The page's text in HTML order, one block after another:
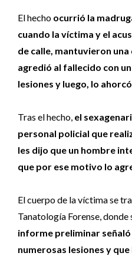
El hecho ocurrió la
cuando la víctima y el
de calle, mantuvieron
agredió al fallecido con
lesiones y luego, lo ahorcó
Tras el hecho, el
personal policial que
les dijo que un hombre
que por ese motivo lo
El cuerpo de la víctima se
Tanatología Forense,
informe preliminar
numerosas lesiones y